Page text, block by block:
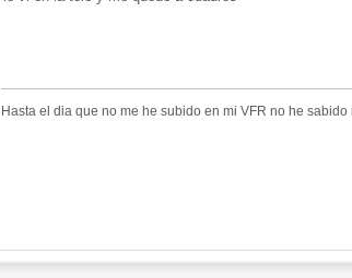
Hasta el dia que no me he subido en mi VFR no he